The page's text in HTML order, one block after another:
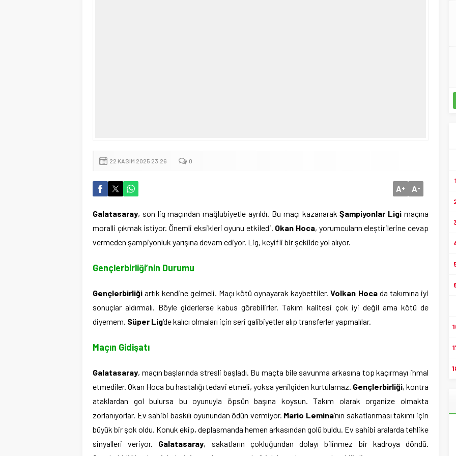
22 KASIM 2025 23:26 0
A+ A-
Galatasaray, son lig maçından mağlubiyetle ayrıldı. Bu maçı kazanarakŞampiyonlar Ligi maçına
moralli çıkmak istiyor. Önemli eksikleri oyunu etkiledi. Okan Hoca, yorumcuların eleştirilerine cevap
vermeden şampiyonluk yarışına devam ediyor. Lig, keyifli bir şekilde yol alıyor.
Gençlerbirliği’nin Durumu
Gençlerbirliği artık kendine gelmeli. Maçı kötü oynayarak kaybettiler.Volkan Hocada takımına iyi
sonuçlar aldırmalı. Böyle giderlerse kabus görebilirler. Takım kalitesi çok iyi değil ama kötü de
diyemem. Süper Lig‘de kalıcı olmaları için seri galibiyetler alıp transferler yapmalılar.
Maçın Gidişatı
Galatasaray, maçın başlarında stresli başladı. Bu maçta bile savunma arkasına top kaçırmayı ihmal
etmediler. Okan Hoca bu hastalığı tedavi etmeli, yoksa yenilgiden kurtulamaz. Gençlerbirliği, kontra
ataklardan gol bulursa bu oyunuyla öpsün başına koysun. Takım olarak organize olmakta
zorlanıyorlar. Ev sahibi baskılı oyunundan ödün vermiyor. Mario Lemina‘nın sakatlanması takımı için
büyük bir şok oldu. Konuk ekip, deplasmanda hemen arkasından golü buldu. Ev sahibi aralarda tehlike
sinyalleri veriyor. Galatasaray, sakatların çokluğundan dolayı bilinmez bir kadroya döndü.
1